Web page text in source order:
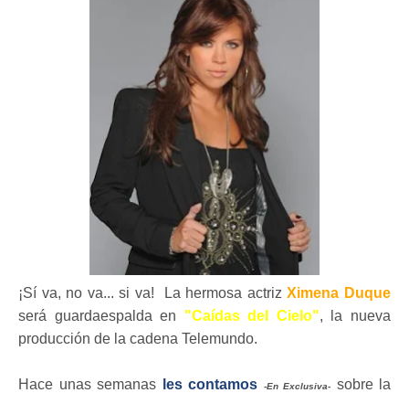
¡Sí va, no va... si va! La hermosa actrizXimena Duque
será guardaespalda en "Caídas del Cielo", la nueva
producción de la cadena Telemundo.
Hace unas semanas les contamos -En Exclusiva-
sobre la